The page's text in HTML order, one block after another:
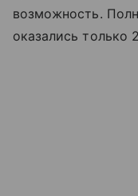
возможность.
оказались только